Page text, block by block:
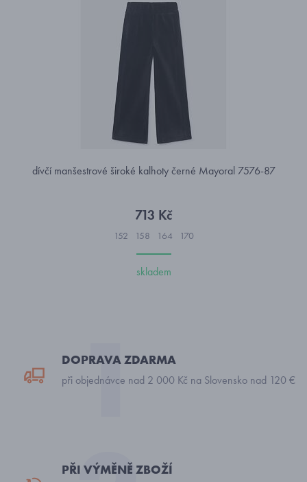
dívčí manšestrové široké kalhoty černé Mayoral 7576-87
713 Kč
152 158 164 170
skladem
DOPRAVA ZDARMA
při objednávce nad 2 000 Kč na Slovensko nad 120 €
PŘI VÝMĚNĚ ZBOŽÍ